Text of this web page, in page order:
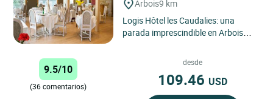
Arbois9 km
Logis Hôtel les Caudalies: una
parada imprescindible en Arbois
del Jura, el confort y los...
9.5/10
(36 comentarios)
desde
109.46 USD